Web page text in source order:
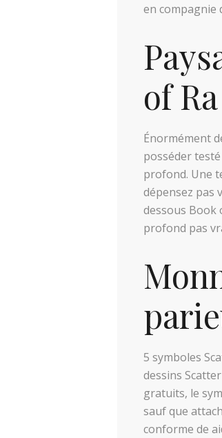
en compagnie
of
Énormément
posséder
profond. Une
dépensez pas
dessous Book
profond pas
5 symboles
dessins
gratuits, le
sauf que
conforme de